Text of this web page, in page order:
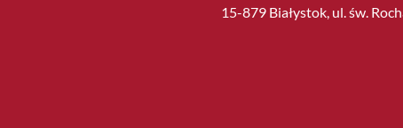
15-879 Białystok, ul. św.